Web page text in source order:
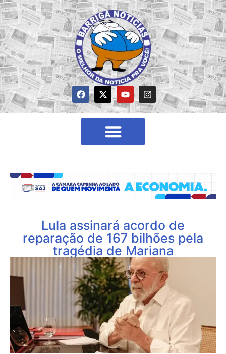
Lula assinará acordo de
reparação de 167 bilhões pela
tragédia de Mariana